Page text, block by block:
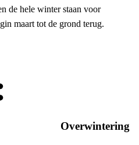
de hele winter staan voor
maart tot de grond terug.
Overwintering